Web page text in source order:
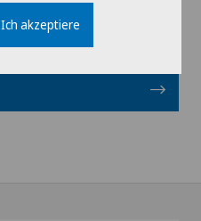
Ich akzeptiere